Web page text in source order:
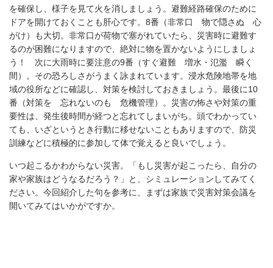
を確保し、様子を見て火を消しましょう。避難経路確保のために
ドアを開けておくことも肝心です。8番（非常口 物で隠さぬ 心
がけ）も大切。非常口が荷物で塞がれていたら、災害時に避難す
るのが困難になりますので、絶対に物を置かないようにしましょ
う！ 次に大雨時に要注意の9番（すぐ避難 増水・氾濫 瞬く
間）。その恐ろしさがうまく詠まれています。浸水危険地帯を地
域の役所などに確認し、対策を検討しておきましょう。最後に10
番（対策を 忘れないのも 危機管理）。災害の怖さや対策の重
要性は、発生後時間が経つと忘れてしまいがち。頭でわかってい
ても、いざというとき行動に移せないこともありますので、防災
訓練などに積極的に参加して体で覚えると良いでしょう。
いつ起こるかわからない災害。「もし災害が起こったら、自分の
家や家族はどうなるだろう？」と、シミュレーションしてみてく
ださい。今回紹介した句を参考に、まずは家族で災害対策会議を
開いてみてはいかがですか。